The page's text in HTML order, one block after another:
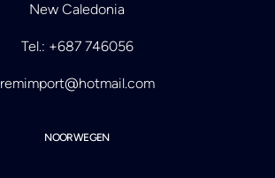
New Caledonia
Tel.: +687 746056
remimport@hotmail.com
NOORWEGEN